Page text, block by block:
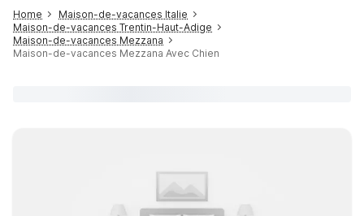
Home
Maison-de-vacances Italie
Maison-de-vacances Trentin-Haut-Adige
Maison-de-vacances Mezzana
Maison-de-vacances Mezzana Avec Chien